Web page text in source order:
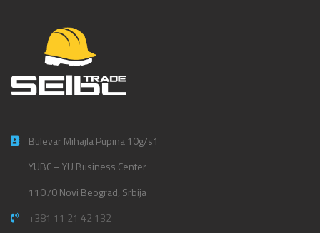
Bulevar Mihajla Pupina 10g/s1
YUBC – YU Business Center
11070 Novi Beograd, Srbija
+381 11 21 42 132